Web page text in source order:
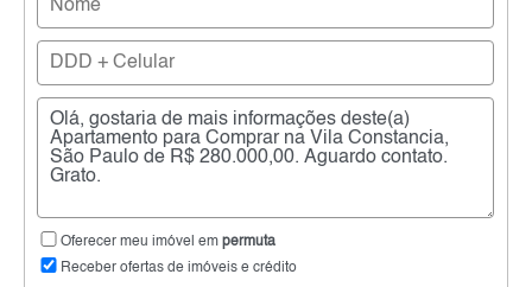
Oferecer meu imóvel em permuta
Receber ofertas de imóveis e crédito